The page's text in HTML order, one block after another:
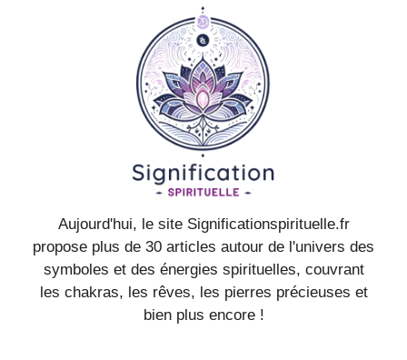
Aujourd'hui, le site Significationspirituelle.fr
propose plus de 30 articles autour de l'univers des
symboles et des énergies spirituelles, couvrant
les chakras, les rêves, les pierres précieuses et
bien plus encore !